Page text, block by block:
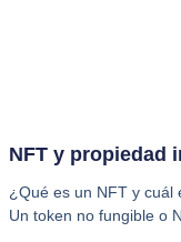
NFT y propiedad
¿Qué es un NFT y cuál
Un token no fungible o